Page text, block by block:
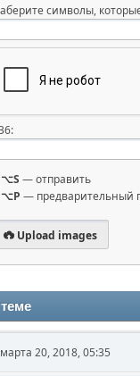
символы,
— отправить
— предварительный
Upload images
20, 2018, 05:35